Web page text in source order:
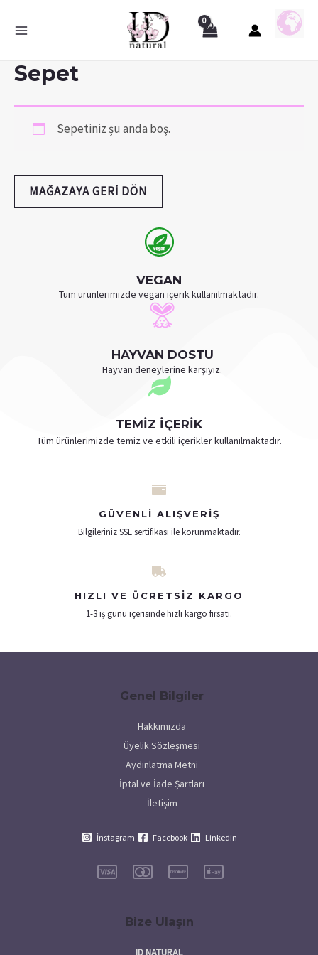
Sepet
Sepetiniz şu anda boş.
MAĞAZAYA GERI DÖN
HAYVAN DOSTU
Hayvan deneylerine karşıyız.
TEMİZ İÇERİK
Tüm ürünlerimizde temiz ve etkili içerikler kullanılmaktadır.
VEGAN
Tüm ürünlerimizde vegan içerik kullanılmaktadır.
GÜVENLI ALIŞVERIŞ
Bilgileriniz SSL sertifikası ile korunmaktadır.
HIZLI VE ÜCRETSIZ KARGO
1-3 iş günü içerisinde hızlı kargo fırsatı​.
Genel Bilgiler
Hakkımızda
Üyelik Sözleşmesi
Aydınlatma Metni
İptal ve İade Şartları
İletişim
İnstagram Facebook Linkedin
Bize Ulaşın
ID NATURAL